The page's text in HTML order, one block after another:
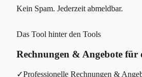
Kein Spam. Jederzeit abmeldbar.
Das Tool hinter den Tools
Rechnungen & Angebote für
✓Professionelle Rechnungen &